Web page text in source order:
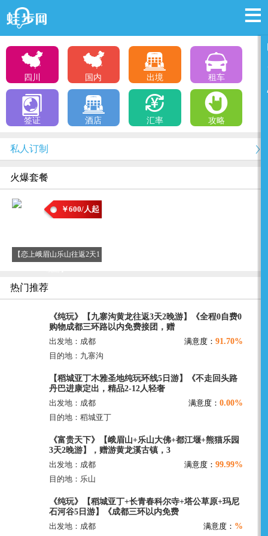
四川 国内 出境 租车
签证 酒店 汇率 攻略
私人订制
火爆套餐
【恋上峨眉山乐山往返2天1
￥600/人起
热门推荐
《纯玩》【九寨沟黄龙往返3天2晚游】《全程0自费0
购物成都三环路以内免费接团，赠
出发地：成都 满意度：91.70%
目的地：九寨沟
【稻城亚丁木雅圣地纯玩环线5日游】《不走回头路
丹巴进康定出，精品2-12人轻奢
出发地：成都 满意度：0.00%
目的地：稻城亚丁
《富贵天下》【峨眉山+乐山大佛+都江堰+熊猫乐园
3天2晚游】，赠游黄龙溪古镇，3
出发地：成都 满意度：99.99%
目的地：乐山
《纯玩》【稻城亚丁+长青春科尔寺+塔公草原+玛尼
石河谷5日游】《成都三环以内免费
出发地：成都 满意度： %